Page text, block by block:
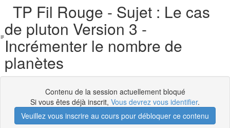
TP Fil Rouge - Sujet : Le cas
de pluton Version 3 -
Incrémenter le nombre de
planètes
Contenu de la session actuellement bloqué
Si vous êtes déjà inscrit, Vous devrez vous identifier.
Veuillez vous inscrire au cours pour débloquer ce contenu